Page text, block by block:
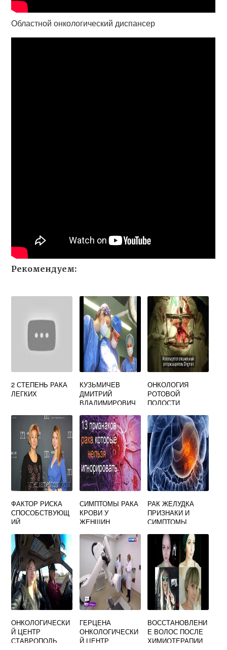
Областной онкологический диспансер
Рекомендуем:
2 СТЕПЕНЬ РАКА
ЛЕГКИХ
КУЗЬМИЧЕВ
ДМИТРИЙ
ВЛАДИМИРОВИЧ
ОНКОЛОГИЯ
РОТОВОЙ
ПОЛОСТИ
ФАКТОР РИСКА
СПОСОБСТВУЮЩ
ИЙ
Ю РАКА
МОЛОЧНОЙ
ЖЕЛЕЗЫ
СИМПТОМЫ РАКА
КРОВИ У
ЖЕНЩИН
РАК ЖЕЛУДКА
ПРИЗНАКИ И
СИМПТОМЫ
ОНКОЛОГИЧЕСКИ
Й ЦЕНТР
СТАВРОПОЛЬ
ГЕРЦЕНА
ОНКОЛОГИЧЕСКИ
Й ЦЕНТР
ВОССТАНОВЛЕНИ
Е ВОЛОС ПОСЛЕ
ХИМИОТЕРАПИИ